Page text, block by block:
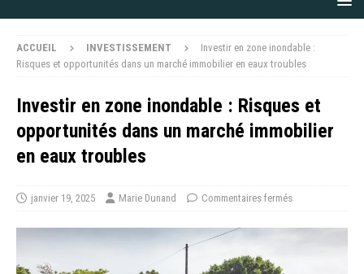
ACCUEIL INVESTISSEMENT
Investir en zone inondable :
Risques et opportunités dans un marché immobilier en eaux troubles
Investir en zone inondable : Risques et
opportunités dans un marché immobilier
en eaux troubles
janvier 19, 2025 Marie Dunand Commentaires fermés